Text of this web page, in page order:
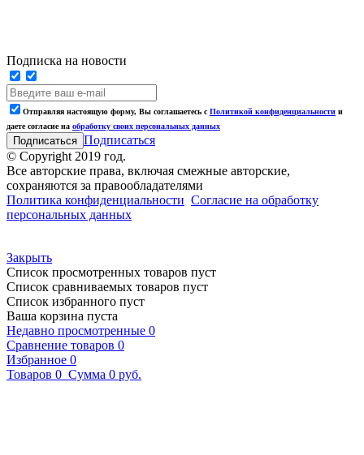
Подписка на новости
Отправляя настоящую форму, Вы соглашаетесь с Политикой конфиденциальности и
даете согласие на обработку своих персональных данных
Подписаться
© Copyright 2019 год.
Все авторские права, включая смежные авторские,
сохраняются за правообладателями
Политика конфиденциальности Согласие на обработку
персональных данных
Закрыть
Список просмотренных товаров пуст
Список сравниваемых товаров пуст
Список избранного пуст
Ваша корзина пуста
Недавно просмотренные 0
Сравнение товаров 0
Избранное 0
Товаров 0 Сумма 0 руб.